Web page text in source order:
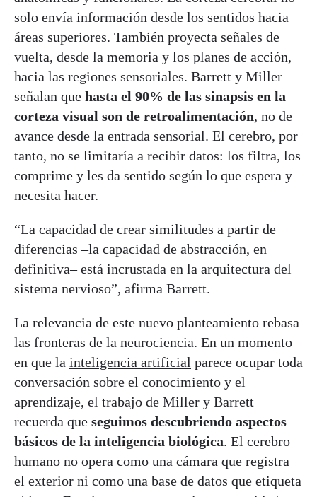
solo envía información desde los sentidos hacia
áreas superiores. También proyecta señales de
vuelta, desde la memoria y los planes de acción,
hacia las regiones sensoriales. Barrett y Miller
señalan que hasta el 90% de las sinapsis en la
corteza visual son de retroalimentación, no de
avance desde la entrada sensorial. El cerebro, por
tanto, no se limitaría a recibir datos: los filtra, los
comprime y les da sentido según lo que espera y
necesita hacer.
“La capacidad de crear similitudes a partir de
diferencias –la capacidad de abstracción, en
definitiva– está incrustada en la arquitectura del
sistema nervioso”, afirma Barrett.
La relevancia de este nuevo planteamiento rebasa
las fronteras de la neurociencia. En un momento
en que la inteligencia artificial parece ocupar toda
conversación sobre el conocimiento y el
aprendizaje, el trabajo de Miller y Barrett
recuerda que seguimos descubriendo aspectos
básicos de la inteligencia biológica. El cerebro
humano no opera como una cámara que registra
el exterior ni como una base de datos que etiqueta